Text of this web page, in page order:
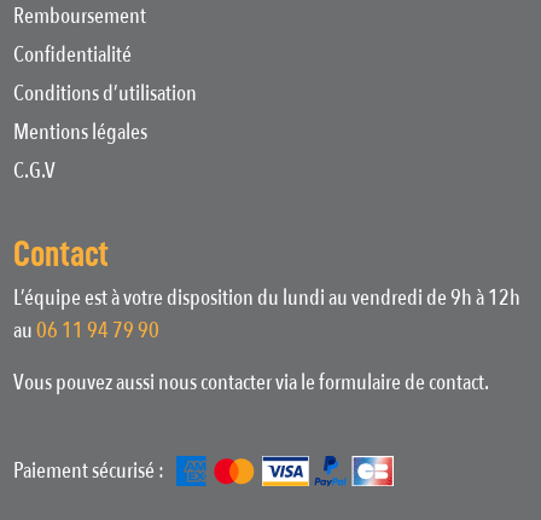
Remboursement
Confidentialité
Conditions d’utilisation
Mentions légales
C.G.V
Contact
L’équipe est à votre disposition du lundi au vendredi de 9h à 12h
au06 11 94 79 90
Vous pouvez aussi nous contacter via le formulaire de contact.
Paiement sécurisé :